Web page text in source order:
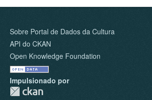
Sobre Portal de Dados da Cultura
API do CKAN
Open Knowledge Foundation
Impulsionado por